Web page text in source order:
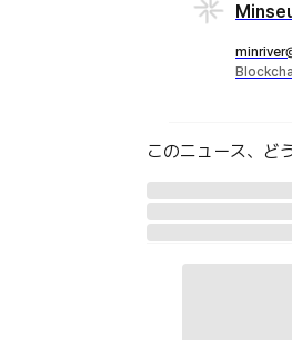
このニュース、ど